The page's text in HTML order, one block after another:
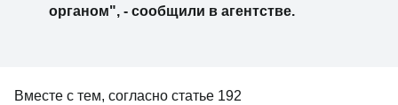
органом", - сообщили в агентстве.
Вместе с тем, согласно статье 192